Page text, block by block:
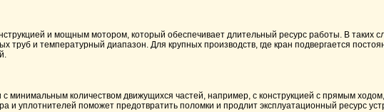
и мощным мотором, который обеспечивает длительный ресурс работы. В таких
труб и температурный диапазон. Для крупных производств, где кран подвергается
минимальным количеством движущихся частей, например, с конструкцией с прямым
уплотнителей поможет предотвратить поломки и продлит эксплуатационный ресурс